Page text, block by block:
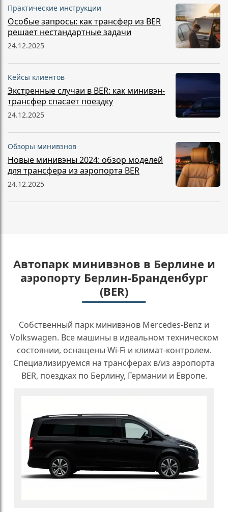
Практические инструкции
Особые запросы: как трансфер из BER
решает нестандартные задачи
24.12.2025
Кейсы клиентов
Экстренные случаи в BER: как минивэн-
трансфер спасает поездку
24.12.2025
Обзоры минивэнов
Новые минивэны 2024: обзор моделей
для трансфера из аэропорта BER
24.12.2025
Автопарк минивэнов в Берлине и
аэропорту Берлин-Бранденбург
(BER)
Собственный парк минивэнов Mercedes-Benz и
Volkswagen. Все машины в идеальном техническом
состоянии, оснащены Wi-Fi и климат-контролем.
Специализируемся на трансферах в/из аэропорта
BER, поездках по Берлину, Германии и Европе.